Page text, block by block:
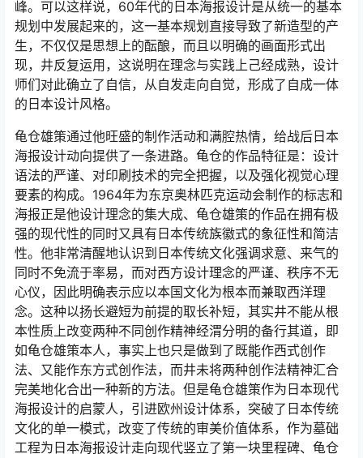
峰。可以这样说，60年代的日本海报设计是从统一的基本
规划中发展起来的，这一基本规划直接导致了新造型的产
生，不仅仅是思想上的酝酿，而且以明确的画面形式出
现，井反复运用，这说明在理念与实践上己经成熟，设计
师们对此确立了自信，从自发走向自觉，形成了自成一体
的日本设计风格。
龟仓雄策通过他旺盛的制作活动和满腔热情，给战后日本
海报设计动向提供了一条进路。龟仓的作品特征是：设计
语法的严谨、对印刷技术的完全把握，以及强化视觉心理
要素的构成。1964年为东京奥林匹克运动会制作的标志和
海报正是他设计理念的集大成、龟仓雄策的作品在拥有极
强的现代性的同时又具有日本传统族徽式的象征性和简洁
性。他非常清醒地认识到日本传统文化强调求意、来气的
同时不免流于率易，而对西方设计理念的严谨、秩序不无
心仪，因此明确表示应以本国文化为根本而兼取西洋理
念。这种以扬长避短为前提的取长补短，其实井不能从根
本性质上改变两种不同创作精神经渭分明的备行其道，即
如龟仓雄策本人，事实上也只是做到了既能作西式创作
法、又能作东方式创作法，而井未将两种创作法精神汇合
完美地化合出一种新的方法。但是龟仓雄策作为日本现代
海报设计的启蒙人，引进欧州设计体系，突破了日本传统
文化的单一模式，改变了传统的审美价值体系，作为墓础
工程为日本海报设计走向现代竖立了第一块里程碑、龟仓